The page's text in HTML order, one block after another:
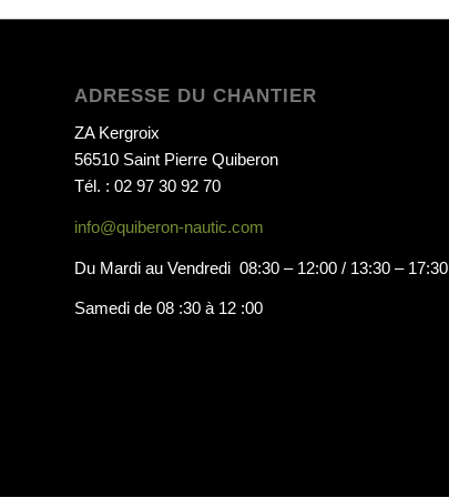
ADRESSE DU CHANTIER
ZA Kergroix
56510 Saint Pierre Quiberon
Tél. : 02 97 30 92 70
info@quiberon-nautic.com
Du Mardi au Vendredi 08:30 – 12:00 / 13:30 – 17:30
Samedi de 08 :30 à 12 :00